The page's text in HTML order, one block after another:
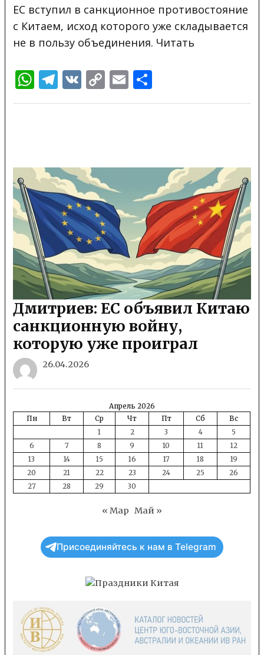
ЕС вступил в санкционное противостояние
с Китаем, исход которого уже складывается
не в пользу объединения. Читать
WhatsApp
Telegram
VKCopy
Link
Email
Дмитриев: ЕС объявил Китаю
санкционную войну,
которую уже проиграл
26.04.2026
Апрель 2026
Пн
Вт Ср Чт Пт Сб
Вс
1
2 3 4
5
6
7 8 9 10 11
12
13
14 15 16 17 18
19
20
21 22 23 24 25
26
27
28 29 30
« Мар Май »
Присоединяйтесь к нам в Telegram